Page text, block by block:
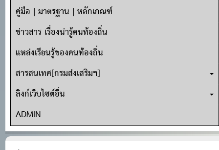
คู่มือ | มาตรฐาน | หลักเกณฑ์
ข่าวสาร เรื่องน่ารู้คนท้องถิ่น
แหล่งเรียนรู้ของคนท้องถิ่น
สารสนเทศ[กรมส่งเสริมฯ]
ลิงก์เว็บไซต์อื่น
ADMIN